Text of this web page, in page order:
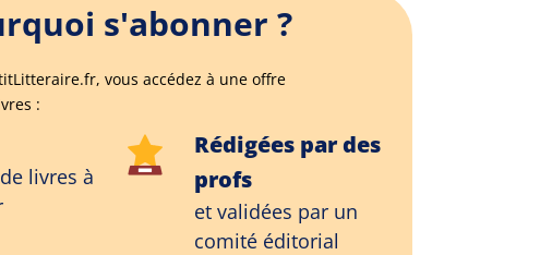
s'abonner ?
vous accédez à une offre
:
livres à
Rédigées par des
profs
et validées par un
comité éditorial